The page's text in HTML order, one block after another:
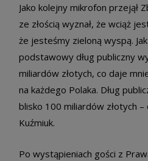
Jako kolejny mikrofon przejął
ze złością wyznał, że wciąż
że jesteśmy zieloną wyspą.
podstawowy dług publiczny
miliardów złotych, co daje
na każdego Polaka. Dług
blisko 100 miliardów złotych –
Kuźmiuk.
Po wystąpieniach gości z